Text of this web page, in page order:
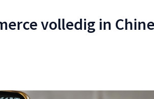
volledig in